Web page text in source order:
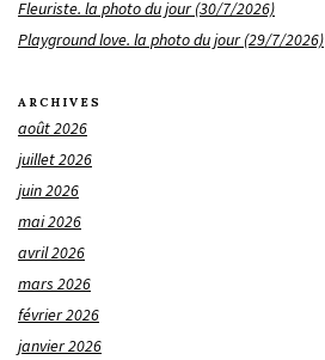
Fleuriste. la photo du jour (30/7/2026)
Playground love. la photo du jour (29/7/2026)
ARCHIVES
août 2026
juillet 2026
juin 2026
mai 2026
avril 2026
mars 2026
février 2026
janvier 2026